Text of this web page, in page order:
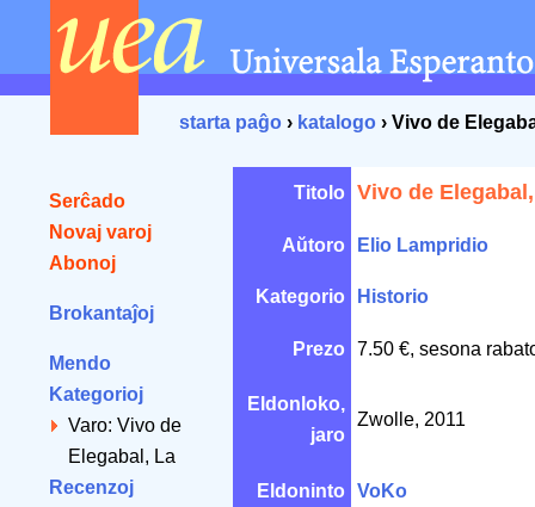
starta paĝo › katalogo › Vivo de
Serĉado
Novaj varoj
Abonoj
Brokantaĵoj
Mendo
Kategorioj
Varo: Vivo de
Elegabal, La
Recenzoj
Titolo Vivo de
Aŭtoro Elio Lampridio
Kategorio Historio
Prezo 7.50 €, sesona
Eldonloko,
jaro
Zwolle, 2011
Eldoninto VoKo